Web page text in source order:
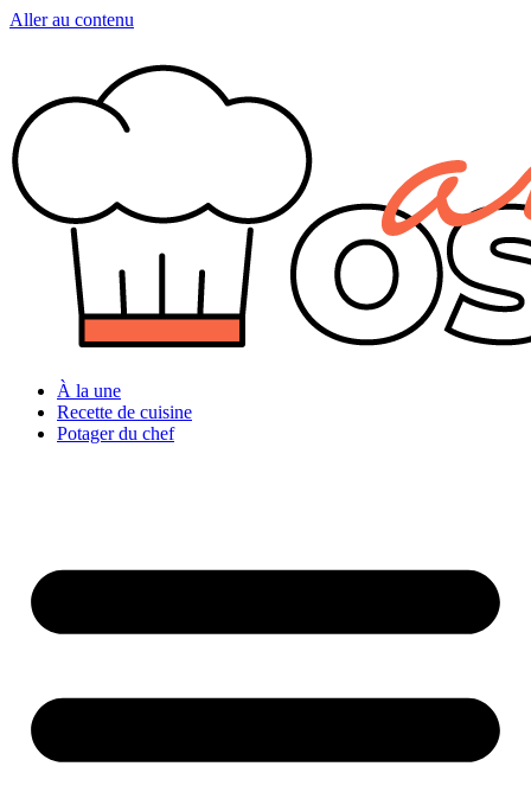
Aller au contenu
À la une
Recette de cuisine
Potager du chef